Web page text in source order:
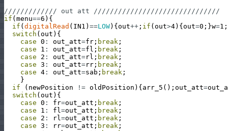
///////////// out att ///////////////////////////////
if (menu==6 ) {
if (digitalRead ( IN1 ) ==LOW) {out++ ; if (out>4) {out=0 ; }w=1 ;
switch (out ) {
case 0 : out_att=fr ; break ;
case
1 : out_att=fl ; break ;
case
2 : out_att=rl ; break ;
case 3 : out_att=rr ; break ;
case 4 : out_att=sab ; break ;
}
if
( newPosition != oldPosition ) {arr_5 ( ) ; out_att=
switch (out ) {
case 0 : fr=out_att ; break ;
case
1 : fl =out_att ; break ;
case
2 : rl =out_att ; break ;
case 3 : rr=out_att ; break ;